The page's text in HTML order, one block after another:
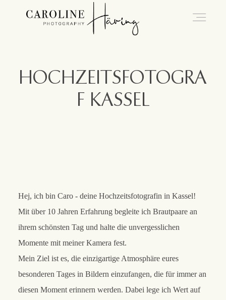
HOCHZEITSFOTOGRA
F KASSEL
Hej, ich bin Caro - deine Hochzeitsfotografin in Kassel!
Mit über 10 Jahren Erfahrung begleite ich Brautpaare an
ihrem schönsten Tag und halte die unvergesslichen
Momente mit meiner Kamera fest.
Mein Ziel ist es, die einzigartige Atmosphäre eures
besonderen Tages in Bildern einzufangen, die für immer an
diesen Moment erinnern werden. Dabei lege ich Wert auf